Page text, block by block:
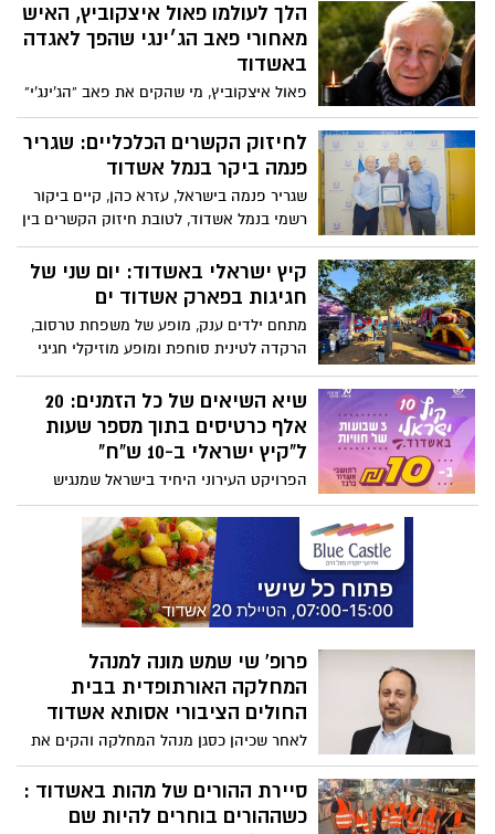
הלך לעולמו פאול איצקוביץ, האיש
מאחורי פאב הג׳ינגי שהפך לאגדה
באשדוד
פאול איצקוביץ, מי שהקים את פאב “הג’ינג’י”
המיתולוגי והיה מהדמויות המזוהות ביותר עם
ראשית חיי הלילה באשדוד, הלך לעולמו.
מבלים בעיר. איצקוביץ יובא למנוחות בבית
לחיזוק הקשרים הכלכליים: שגריר
פנמה ביקר בנמל אשדוד
שגריר פנמה בישראל, עזרא כהן, קיים ביקור
רשמי בנמל אשדוד, לטובת חיזוק הקשרים בין
המדינות, והידוק שיתופי הפעולה הכלכליים
והקשרים הימיים בין פנמה לישראל
קיץ ישראלי באשדוד: יום שני של
חגיגות בפארק אשדוד ים
מתחם ילדים ענק, מופע של משפחת טרסוב,
הרקדה לטינית סוחפת ומופע מוזיקלי חגיגי
של מושיק עפיה ושלומי סרנגה - והכול
בכניסה חופשית
שיא השיאים של כל הזמנים: 20
אלף כרטיסים בתוך מספר שעות
ל”קיץ ישראלי ב-10 ש”ח"
הפרויקט העירוני היחיד בישראל שמנגיש
תרבות ובילוי לכל המשפחה בחודש שבו
פעילויות מדי יום במשך שלושה שבועות, וכל
פעילות ב-10 ש”ח בלבד לתושבי אשדוד.
המכירה נמשכת, והצפי הוא לרכישת אלפי
כרטיסים נוספים
פרופ' שי שמש מונה למנהל
המחלקה האורתופדית בבית
החולים הציבורי אסותא אשדוד
לאחר שכיהן כסגן מנהל המחלקה והקים את
היחידה לאורתופדיה אונקולוגית, פרופ’ שי
שמש נכנס לתפקיד מנהל המחלקה
האורתופדית. בבית החולים מציינים כי המינוי
סיירת ההורים של מהות באשדוד :
כשההורים בוחרים להיות שם